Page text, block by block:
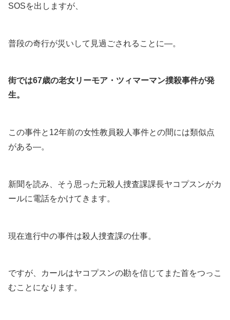
SOSを出しますが、
普段の奇行が災いして見過ごされることに―。
街では67歳の老女リーモア・ツィマーマン撲殺事件が発
生。
この事件と12年前の女性教員殺人事件との間には類似点
がある―。
新聞を読み、そう思った元殺人捜査課課長ヤコプスンがカ
ールに電話をかけてきます。
現在進行中の事件は殺人捜査課の仕事。
ですが、カールはヤコプスンの勘を信じてまた首をつっこ
むことになります。